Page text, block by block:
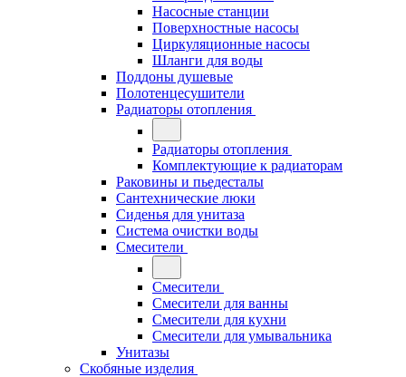
Насосные станции
Поверхностные насосы
Циркуляционные насосы
Шланги для воды
Поддоны душевые
Полотенцесушители
Радиаторы отопления
Радиаторы отопления
Комплектующие к радиаторам
Раковины и пьедесталы
Сантехнические люки
Сиденья для унитаза
Система очистки воды
Смесители
Смесители
Смесители для ванны
Смесители для кухни
Смесители для умывальника
Унитазы
Скобяные изделия